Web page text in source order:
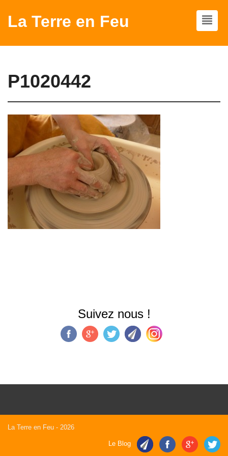
La Terre en Feu
P1020442
Suivez nous !
La Terre en Feu - 2026
Le Blog